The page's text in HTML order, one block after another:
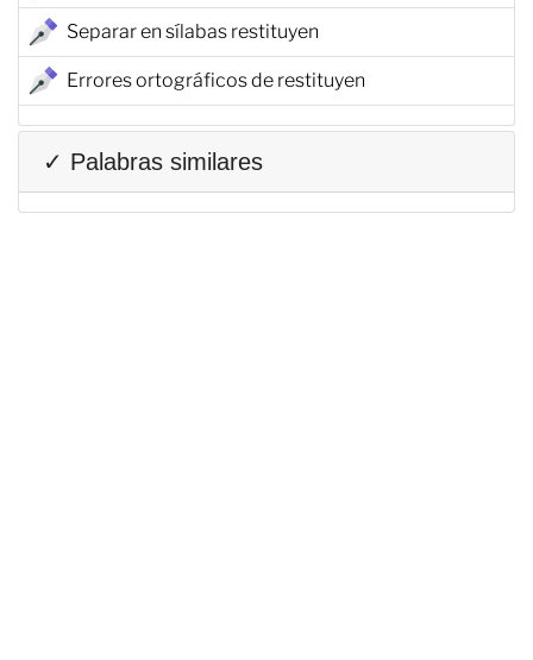
Separar en sílabas restituyen
Errores ortográficos de restituyen
✓ Palabras similares